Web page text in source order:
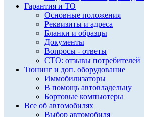
Гарантия и ТО
Основные положения
Реквизиты и адреса
Бланки и образцы
Документы
Вопросы - ответы
СТО: отзывы потребителей
Тюнинг и доп. оборудование
Иммобилизаторы
В помощь автовладельцу
Бортовые компьютеры
Все об автомобилях
Выбор автомобиля